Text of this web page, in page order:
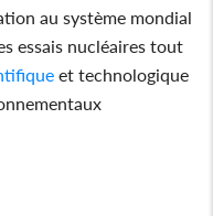
au système mondial
essais nucléaires tout
et technologique